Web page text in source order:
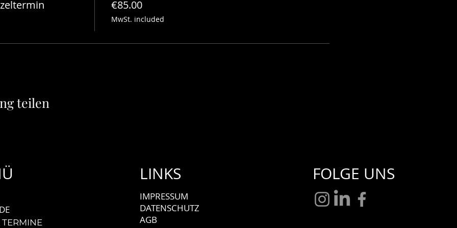
die eigene Achse mit ausgestecktem Arm
€85.00
MwSt. included
teilen
TERMINE
LINKS
IMPRESSUM
DATENSCHUTZ
AGB
FOLGE UNS